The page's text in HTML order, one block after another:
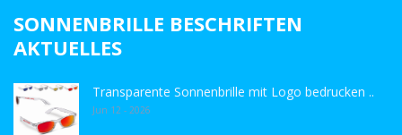
SONNENBRILLE BESCHRIFTEN
AKTUELLES
Transparente Sonnenbrille mit Logo bedrucken ..
Jun 12 - 2026